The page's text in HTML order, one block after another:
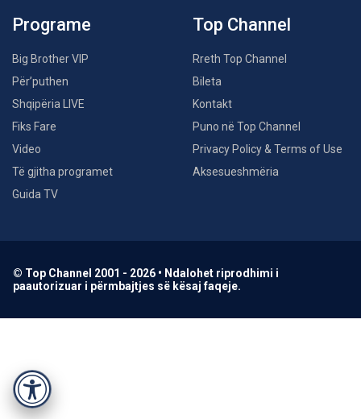
Accessibility
Programe
Big Brother VIP
Për’puthen
Shqipëria LIVE
Fiks Fare
Video
Të gjitha programet
Guida TV
Top Channel
Rreth Top Channel
Bileta
Kontakt
Puno në Top Channel
Privacy Policy & Terms of Use
Aksesueshmëria
© Top Channel 2001 - 2026 • Ndalohet riprodhimi i
paautorizuar i përmbajtjes së kësaj faqeje.